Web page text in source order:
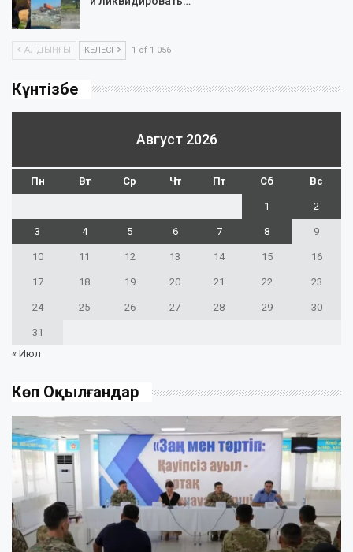
АЛДЫҢҒЫ КЕЛЕСІ 1 of 1 056
Күнтізбе
Август 2026
Пн Вт Ср Чт Пт Сб Вс
1 2
3 4 5 6 7 8 9
10 11 12 13 14 15 16
17 18 19 20 21 22 23
24 25 26 27 28 29 30
31
« Июл
Көп Оқылғандар